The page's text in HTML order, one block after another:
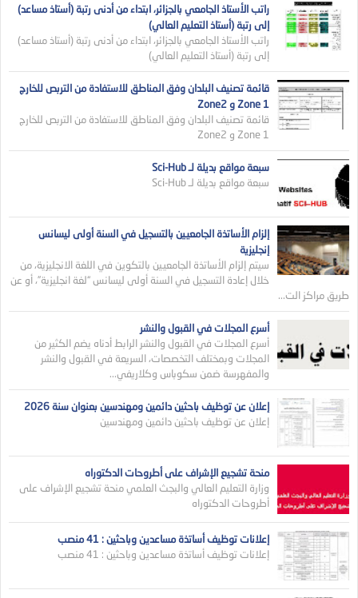
راتب الأستاذ الجامعي بالجزائر، ابتداء من أدنى رتبة (أستاذ مساعد)
إلى رتبة (أستاذ التعليم العالي)
راتب الأستاذ الجامعي بالجزائر، ابتداء من أدنى رتبة (أستاذ مساعد)
إلى رتبة (أستاذ التعليم العالي)
قائمة تصنيف البلدان وفق المناطق للاستفادة من التربص للخارج
Zone 1 و Zone2
قائمة تصنيف البلدان وفق المناطق للاستفادة من التربص للخارج
Zone 1 و Zone2
سبعة مواقع بديلة لـ Sci-Hub
سبعة مواقع بديلة لـ Sci-Hub
إلزام الأساتذة الجامعيين بالتسجيل في السنة أولى ليسانس
إنجليزية
سيتم إلزام الأساتذة الجامعيين بالتكوين في اللغة الانجليزية، من
خلال إعادة التسجيل في السنة أولى ليسانس “لغة انجليزية”، أو عن
طريق مراكز الت...
أسرع المجلات في القبول والنشر
أسرع المجلات في القبول والنشر الرابط أدناه يضم الكثير من
المجلات وبمختلف التخصصات، السريعة في القبول والنشر
والمفهرسة ضمن سكوباس وكلاريفي...
إعلان عن توظيف باحثين دائمين ومهندسين بعنوان سنة 2026
إعلان عن توظيف باحثين دائمين ومهندسين
منحة تشجيع الإشراف على أطروحات الدكتوراه
وزارة التعليم العالي والبجث العلمي منحة تشجيع الإشراف على
أطروحات الدكتوراه
إعلانات توظيف أساتذة مساعدين وباحثين : 41 منصب
إعلانات توظيف أساتذة مساعدين وباحثين : 41 منصب